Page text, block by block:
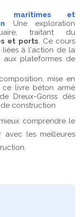
maritimes et
Une exploration
traitant du
et ports. Ce cours
liées à l'action de la
aux plateformes de
mise en
livre béton armé
Dreux-Goriss dès
de construction
comprendre le
avec les meilleures